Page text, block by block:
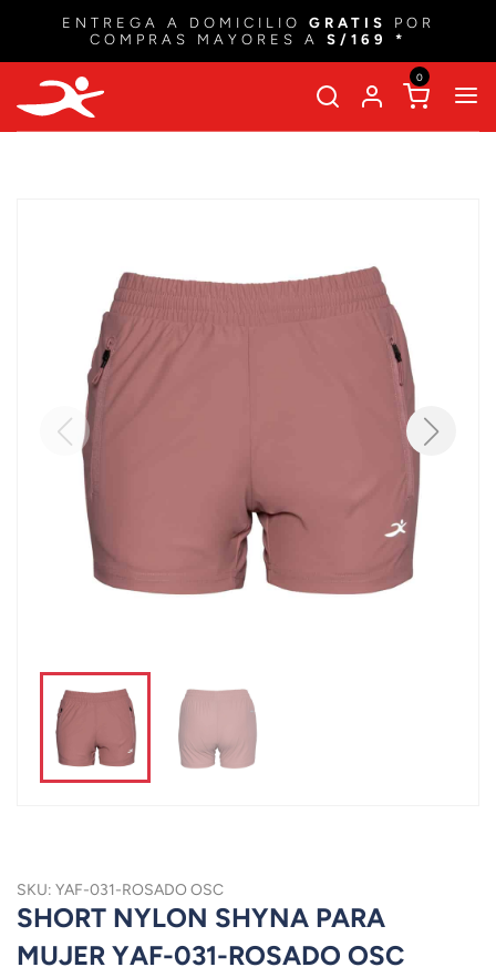
ENTREGA A DOMICILIO GRATIS
POR
COMPRAS MAYORES A S/169 *
0
SKU: YAF-031-ROSADO OSC
SHORT NYLON SHYNA PARA
MUJER YAF-031-ROSADO OSC